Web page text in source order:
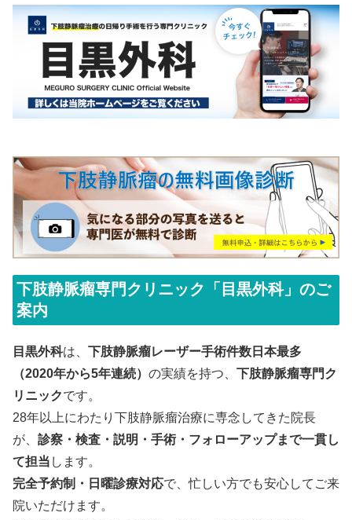
下肢静脈瘤専門クリニック「目黒外科」のご
案内
目黒外科は、 下肢静脈瘤レーザー手術件数日本最多
（2020年から5年連続） の実績を持つ、 下肢静脈瘤専門ク
リニックです。
28年以上にわたり下肢静脈瘤治療に専念してきた院長
が、 診察・検査・説明・手術・フォローアップまで一貫し
て担当 します。
完全予約制・日曜診療対応で、忙しい方でも安心してご来
院いただけます。